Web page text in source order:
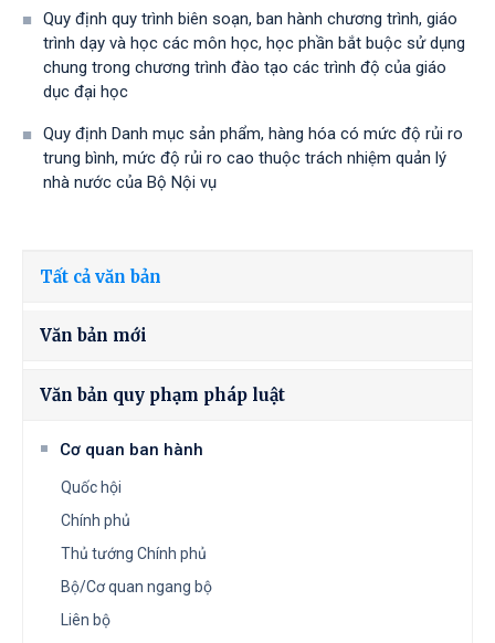
Quy định quy trình biên soạn, ban hành chương trình, giáo
trình dạy và học các môn học, học phần bắt buộc sử dụng
chung trong chương trình đào tạo các trình độ của giáo
dục đại học
Quy định Danh mục sản phẩm, hàng hóa có mức độ rủi ro
trung bình, mức độ rủi ro cao thuộc trách nhiệm quản lý
nhà nước của Bộ Nội vụ
Tất cả văn bản
Văn bản mới
Văn bản quy phạm pháp luật
Cơ quan ban hành
Quốc hội
Chính phủ
Thủ tướng Chính phủ
Bộ/Cơ quan ngang bộ
Liên bộ